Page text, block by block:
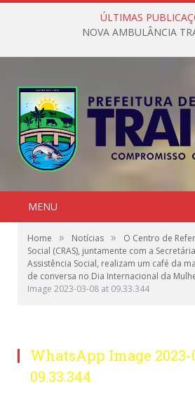
ÚLTIMAS
NOVA AMBULÂNCIA
MENU
Home » Notícias »
O Centro de
Social (CRAS), juntamente com a
Assistência Social, realizam um café da
de conversa no Dia Internacional da
Image 2023-03-08 at 09.33.344
WhatsApp Image 2023-
09.33.344